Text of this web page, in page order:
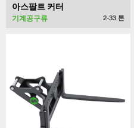
아스팔트 커터
기계공구류 2-33 톤